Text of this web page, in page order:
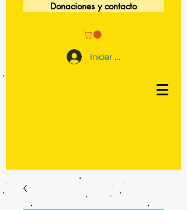
Donaciones y contacto
Iniciar sesión